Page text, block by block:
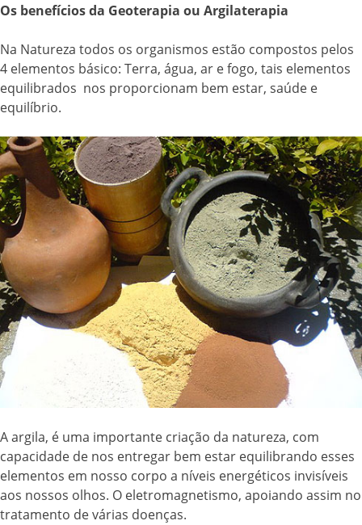
Os benefícios da Geoterapia ou Argilaterapia
Na Natureza todos os organismos estão compostos pelos
4 elementos básico: Terra, água, ar e fogo, tais elementos
equilibrados nos proporcionam bem estar, saúde e
equilíbrio.
A argila, é uma importante criação da natureza, com
capacidade de nos entregar bem estar equilibrando esses
elementos em nosso corpo a níveis energéticos invisíveis
aos nossos olhos. O eletromagnetismo, apoiando assim no
tratamento de várias doenças.